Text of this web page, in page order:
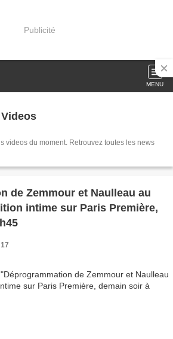
Publicité
MENU
videos du moment. Retrouvez toutes les news
de Zemmour et Naulleau au
intime sur Paris Première,